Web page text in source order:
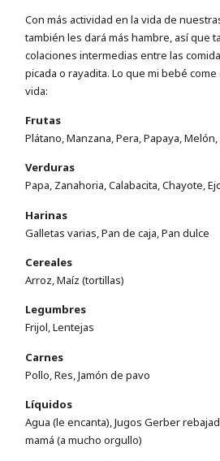
Con más actividad en la vida de
también les dará más hambre, así que
colaciones intermedias entre las
picada o rayadita. Lo que mi bebé
vida:
Frutas
Plátano, Manzana, Pera, Papaya,
Verduras
Papa, Zanahoria, Calabacita, Chayote,
Harinas
Galletas varias, Pan de caja, Pan dulce
Cereales
Arroz, Maíz (tortillas)
Legumbres
Frijol, Lentejas
Carnes
Pollo, Res, Jamón de pavo
Líquidos
Agua (le encanta), Jugos Gerber
mamá (a mucho orgullo)